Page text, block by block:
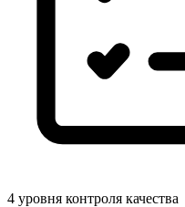
4 уровня контроля качества